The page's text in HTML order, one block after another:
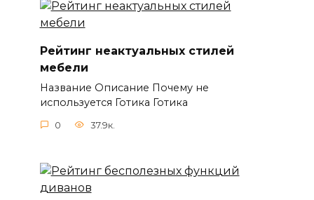
Рейтинг неактуальных стилей
мебели
Название Описание Почему не
используется Готика Готика
0 37.9к.